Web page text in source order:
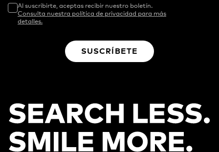
Al suscribirte, aceptas recibir nuestro boletín.
Consulta nuestra política de privacidad para más
detalles.
SUSCRÍBETE